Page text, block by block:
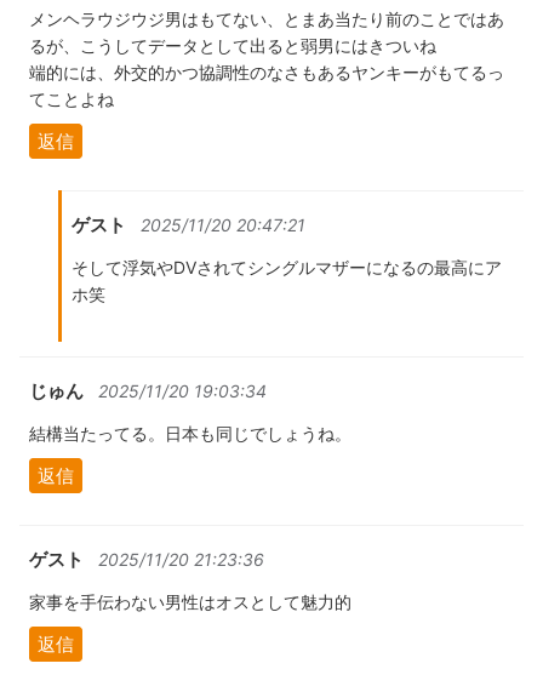
メンヘラウジウジ男はもてない、とまあ当たり前のことではあ
るが、こうしてデータとして出ると弱男にはきついね
端的には、外交的かつ協調性のなさもあるヤンキーがもてるっ
てことよね
返信
ゲスト 2025/11/20 20:47:21
そして浮気やDVされてシングルマザーになるの最高にア
ホ笑
じゅん 2025/11/20 19:03:34
結構当たってる。日本も同じでしょうね。
返信
ゲスト 2025/11/20 21:23:36
家事を手伝わない男性はオスとして魅力的
返信